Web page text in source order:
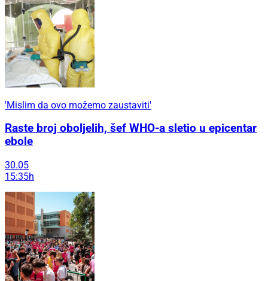
'Mislim da ovo možemo zaustaviti'
Raste broj oboljelih, šef WHO-a sletio u epicentar
ebole
30.05
15:35h